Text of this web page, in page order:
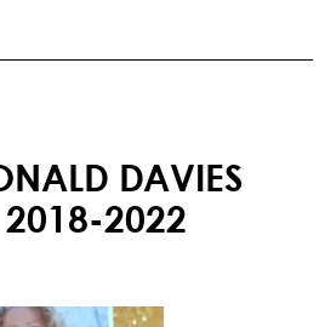
DAVIES
2018-2022